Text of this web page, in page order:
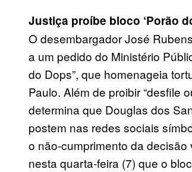
Justiça proíbe bloco ‘Porão
O desembargador José
a um pedido do Ministério
do Dops”, que homenageia
Paulo. Além de proibir “desfile
determina que Douglas dos
postem nas redes sociais
o não-cumprimento da
nesta quarta-feira (7) que o